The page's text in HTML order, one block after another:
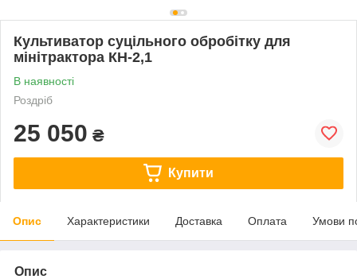
Культиватор суцільного обробітку для
мінітрактора КН-2,1
В наявності
Роздріб
25 050 ₴
Купити
Опис Характеристики Доставка Оплата Умови
Опис